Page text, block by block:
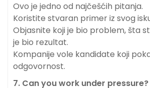
Ovo je jedno od najčešćih pitanja.
Koristite stvaran primer iz svog
Objasnite koji je bio problem, šta
je bio rezultat.
Kompanije vole kandidate koji
odgovornost.
7. Can you work under pressure?